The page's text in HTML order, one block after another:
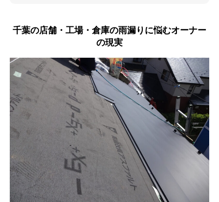
千葉の店舗・工場・倉庫の雨漏りに悩むオーナー
の現実